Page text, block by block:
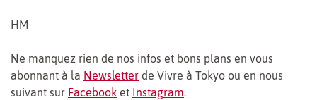
HM
Ne manquez rien de nos infos et bons plans en vous
abonnant à la Newsletter de Vivre à Tokyo ou en nous
suivant sur Facebook et Instagram.